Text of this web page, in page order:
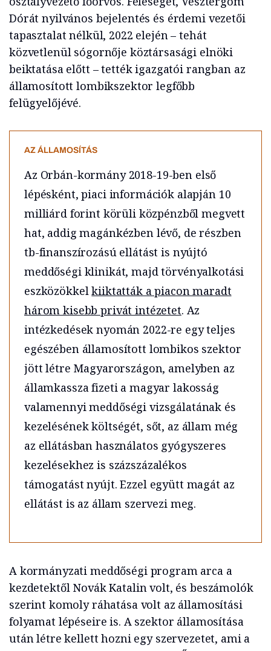
Dórát nyilvános bejelentés és érdemi vezetői
tapasztalat nélkül, 2022 elején – tehát
közvetlenül sógornője köztársasági elnöki
beiktatása előtt – tették igazgatói rangban az
államosított lombikszektor legfőbb
felügyelőjévé.
AZ ÁLLAMOSÍTÁS
Az Orbán-kormány 2018-19-ben első
lépésként, piaci információk alapján 10
milliárd forint körüli közpénzből megvett
hat, addig magánkézben lévő, de részben
tb-finanszírozású ellátást is nyújtó
meddőségi klinikát, majd törvényalkotási
eszközökkelkiiktatták a piacon maradt
három kisebb privát intézetet. Az
intézkedések nyomán 2022-re egy teljes
egészében államosított lombikos szektor
jött létre Magyarországon, amelyben az
államkassza fizeti a magyar lakosság
valamennyi meddőségi vizsgálatának és
kezelésének költségét, sőt, az állam még
az ellátásban használatos gyógyszeres
kezelésekhez is százszázalékos
támogatást nyújt. Ezzel együtt magát az
ellátást is az állam szervezi meg.
A kormányzati meddőségi program arca a
kezdetektől Novák Katalin volt, és beszámolók
szerint komoly ráhatása volt az államosítási
folyamat lépéseire is. A szektor államosítása
után létre kellett hozni egy szervezetet, ami a